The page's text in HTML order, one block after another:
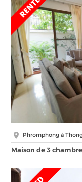
Phromphong à
Maison de 3